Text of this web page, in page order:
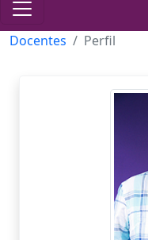
Docentes Perfil